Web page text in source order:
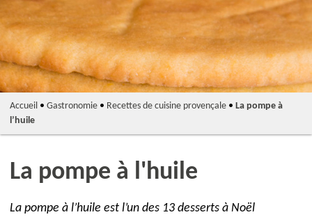
Accueil• Gastronomie• Recettes de cuisine provençale• La pompe à
l’huile
La pompe à l'huile
La pompe à l’huile est l’un des 13 desserts à Noël